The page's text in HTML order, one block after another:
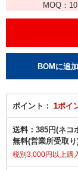
MOQ： 10
ポイント： 1ポイ
送料： 385円(ネコ
無料(営業所受取り
税別3,000円以上購